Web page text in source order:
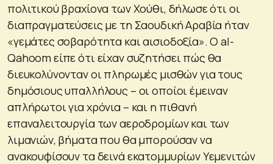
πολιτικού βραχίονα των Χούθι, δήλωσε ότι οι
διαπραγματεύσεις με τη Σαουδική Αραβία ήταν
«γεμάτες σοβαρότητα και αισιοδοξία». Ο al-
Qahoom είπε ότι είχαν συζητήσει πώς θα
διευκολύνονταν οι πληρωμές μισθών για τους
δημόσιους υπαλλήλους – οι οποίοι έμειναν
απλήρωτοι για χρόνια – και η πιθανή
επαναλειτουργία των αεροδρομίων και των
λιμανιών, βήματα που θα μπορούσαν να
ανακουφίσουν τα δεινά εκατομμυρίων Υεμενιτών